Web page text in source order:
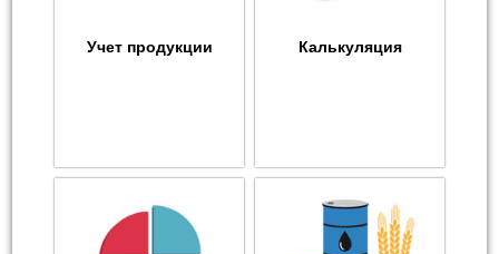
Учет продукции Калькуляция